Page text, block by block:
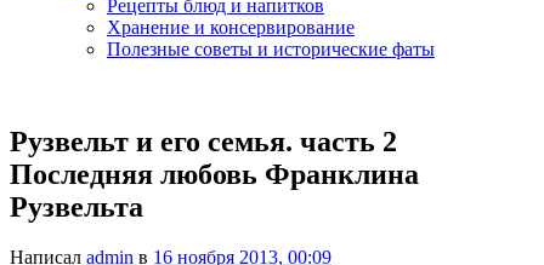
Рецепты блюд и напитков
Хранение и консервирование
Полезные советы и исторические фаты
Рузвельт и его семья. часть 2
Последняя любовь Франклина
Рузвельта
Написал admin в 16 ноября 2013, 00:09